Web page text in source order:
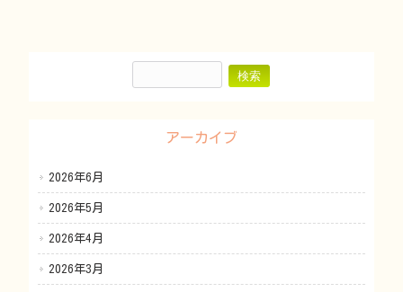
アーカイブ
2026年6月
2026年5月
2026年4月
2026年3月